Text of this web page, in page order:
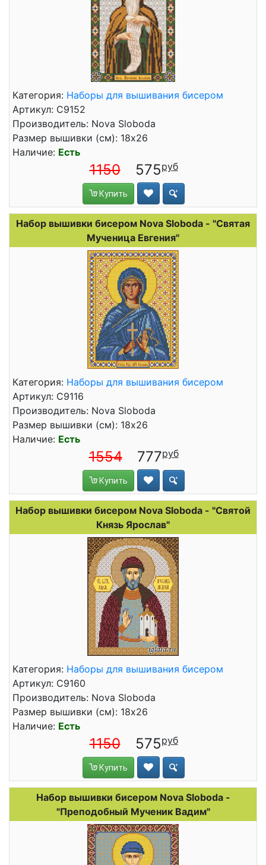
Категория: Наборы для вышивания бисером
Артикул: С9152
Производитель: Nova Sloboda
Размер вышивки (см): 18x26
Наличие: Есть
1150 575
Купить
Набор вышивки бисером Nova Sloboda - "Святая
Мученица Евгения"
Категория: Наборы для вышивания бисером
Артикул: С9116
Производитель: Nova Sloboda
Размер вышивки (см): 18x26
Наличие: Есть
1554 777
Купить
Набор вышивки бисером Nova Sloboda - "Святой
Князь Ярослав"
Категория: Наборы для вышивания бисером
Артикул: С9160
Производитель: Nova Sloboda
Размер вышивки (см): 18x26
Наличие: Есть
1150 575
Купить
Набор вышивки бисером Nova Sloboda -
"Преподобный Мученик Вадим"